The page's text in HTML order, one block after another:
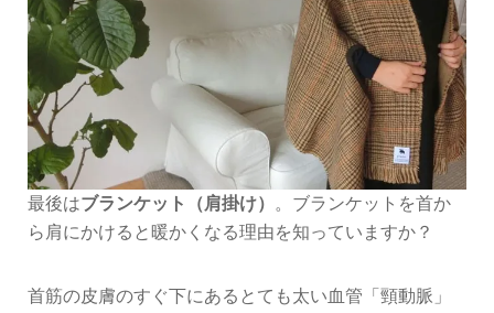
最後はブランケット（肩掛け）
。ブランケットを首か
ら肩にかけると暖かくなる理由を知っていますか？
首筋の皮膚のすぐ下にあるとても太い血管「頸動脈」